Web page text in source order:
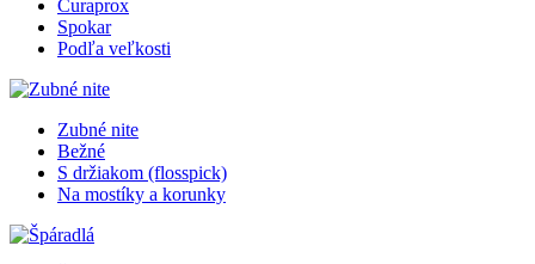
Curaprox
Spokar
Podľa veľkosti
Zubné nite
Bežné
S držiakom (flosspick)
Na mostíky a korunky